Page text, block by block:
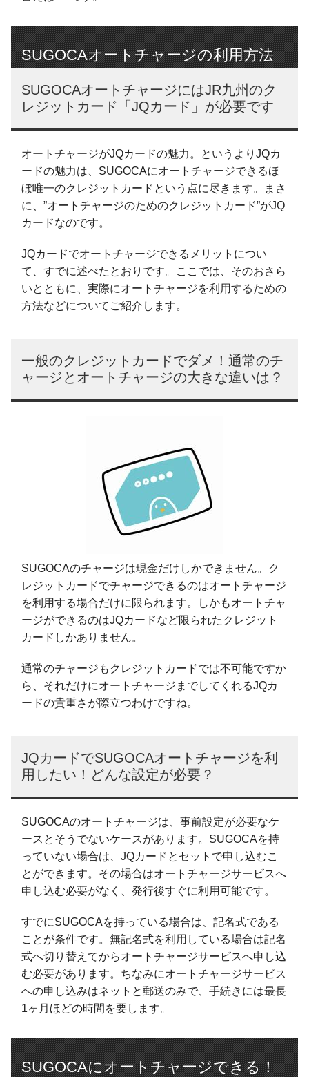
SUGOCAオートチャージの利用方法
SUGOCAオートチャージにはJR九州のク
レジットカード「JQカード」が必要です
オートチャージがJQカードの魅力。というよりJQカ
ードの魅力は、SUGOCAにオートチャージできるほ
ぼ唯一のクレジットカードという点に尽きます。まさ
に、”オートチャージのためのクレジットカード”がJQ
カードなのです。
JQカードでオートチャージできるメリットについ
て、すでに述べたとおりです。ここでは、そのおさら
いとともに、実際にオートチャージを利用するための
方法などについてご紹介します。
一般のクレジットカードでダメ！通常のチ
ャージとオートチャージの大きな違いは？
SUGOCAのチャージは現金だけしかできません。ク
レジットカードでチャージできるのはオートチャージ
を利用する場合だけに限られます。しかもオートチャ
ージができるのはJQカードなど限られたクレジット
カードしかありません。
通常のチャージもクレジットカードでは不可能ですか
ら、それだけにオートチャージまでしてくれるJQカ
ードの貴重さが際立つわけですね。
JQカードでSUGOCAオートチャージを利
用したい！どんな設定が必要？
SUGOCAのオートチャージは、事前設定が必要なケ
ースとそうでないケースがあります。SUGOCAを持
っていない場合は、JQカードとセットで申し込むこ
とができます。その場合はオートチャージサービスへ
申し込む必要がなく、発行後すぐに利用可能です。
すでにSUGOCAを持っている場合は、記名式である
ことが条件です。無記名式を利用している場合は記名
式へ切り替えてからオートチャージサービスへ申し込
む必要があります。ちなみにオートチャージサービス
への申し込みはネットと郵送のみで、手続きには最長
1ヶ月ほどの時間を要します。
SUGOCAにオートチャージできる！